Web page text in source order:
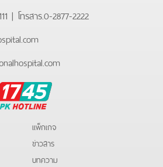
| โทรสาร.0-2877-2222
แพ็กเกจ
ข่าวสาร
บทความ